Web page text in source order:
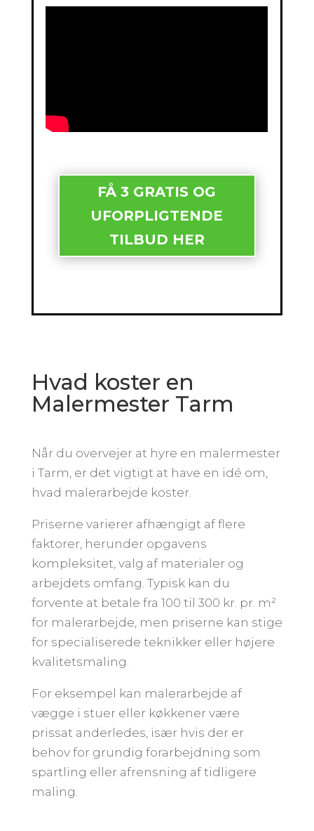
FÅ 3 GRATIS OG
UFORPLIGTENDE
TILBUD HER
Hvad koster en
Malermester Tarm
Når du overvejer at hyre en malermester
i Tarm, er det vigtigt at have en idé om,
hvad malerarbejde koster.
Priserne varierer afhængigt af flere
faktorer, herunder opgavens
kompleksitet, valg af materialer og
arbejdets omfang. Typisk kan du
forvente at betale fra 100 til 300 kr. pr. m²
for malerarbejde, men priserne kan stige
for specialiserede teknikker eller højere
kvalitetsmaling.
For eksempel kan malerarbejde af
vægge i stuer eller køkkener være
prissat anderledes, især hvis der er
behov for grundig forarbejdning som
spartling eller afrensning af tidligere
maling.